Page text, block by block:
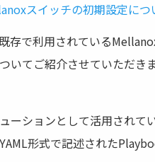
スイッチの初期設定につ
存で利用されている
いてご紹介させていただきま
ーションとして活用され
形式で記述された